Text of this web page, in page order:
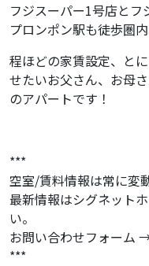
フジスーパー1号店と
プロンポン駅も徒歩圏内
程ほどの家賃設定、と
せたいお父さん、お母
のアパートです！
***
空室/賃料情報は常に変
最新情報はシグネット
い。
お問い合わせフォーム
***